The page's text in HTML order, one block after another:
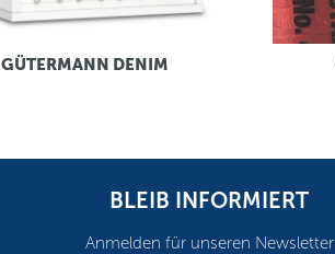
GÜTERMANN DENIM
BLEIB INFORMIERT
Anmelden für unseren Newsletter